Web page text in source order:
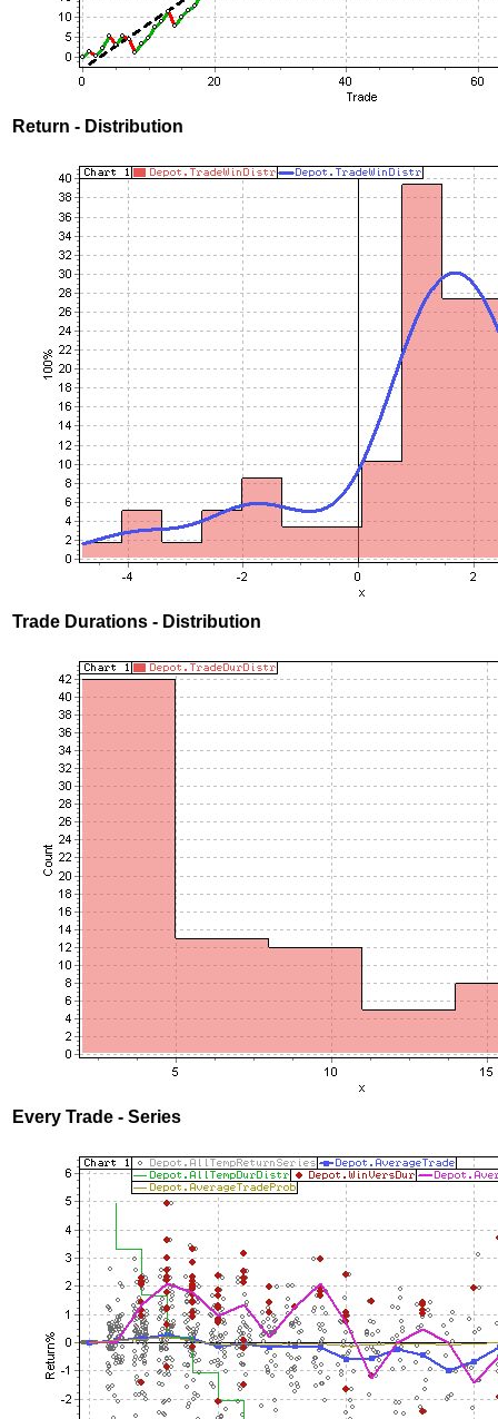
Return - Distribution
Trade Durations - Distribution
Every Trade - Series